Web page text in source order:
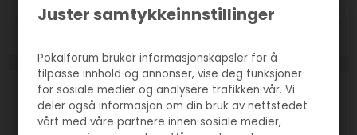
Juster samtykkeinnstillinger
Pokalforum bruker informasjonskapsler for å
tilpasse innhold og annonser, vise deg funksjoner
for sosiale medier og analysere trafikken vår. Vi
deler også informasjon om din bruk av nettstedet
vårt med våre partnere innen sosiale medier,